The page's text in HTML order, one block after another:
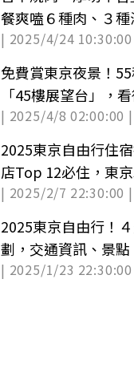
餐爽嗑６種肉、３
送肉盤
| 2025/4/24
免費賞東京夜景！
「45樓展望台」，
代代木大廈
| 2025/4/8 02:00:00 |
2025東京自由行住
店Top 12必住，東
區域分析
| 2025/2/7 22:30:00 |
2025東京自由行！
劃，交通資訊、景
薦
| 2025/1/23